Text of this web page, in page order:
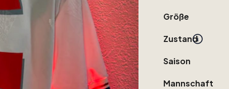
Größe
Zustand
Saison
Mannschaft